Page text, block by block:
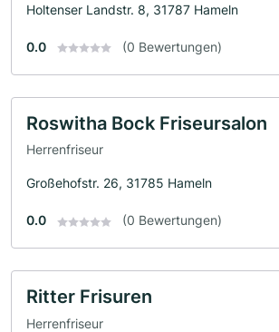
Holtenser Landstr. 8, 31787 Hameln
0.0 (0 Bewertungen)
Roswitha Bock Friseursalon
Herrenfriseur
Großehofstr. 26, 31785 Hameln
0.0 (0 Bewertungen)
Ritter Frisuren
Herrenfriseur